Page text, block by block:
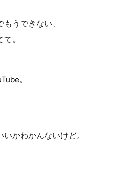
うできない、
。
。
かわかんないけど。